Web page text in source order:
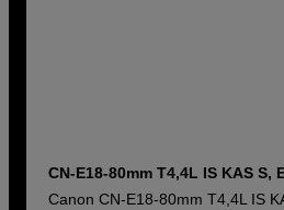
CN-E18-80mm T4,4L IS KAS S,
Canon CN-E18-80mm T4,4L IS